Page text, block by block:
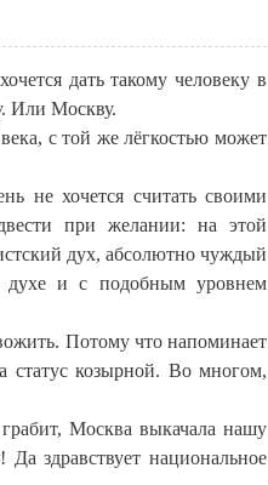
дать такому человеку в
Или Москву.
с той же лёгкостью может
не хочется считать своими
при желании: на этой
дух, абсолютно чуждый
духе и с подобным уровнем
Потому что напоминает
статус козырной. Во многом,
Москва выкачала нашу
здравствует национальное